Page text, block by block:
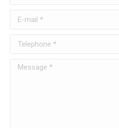
E-mail *
Telephone *
Message *